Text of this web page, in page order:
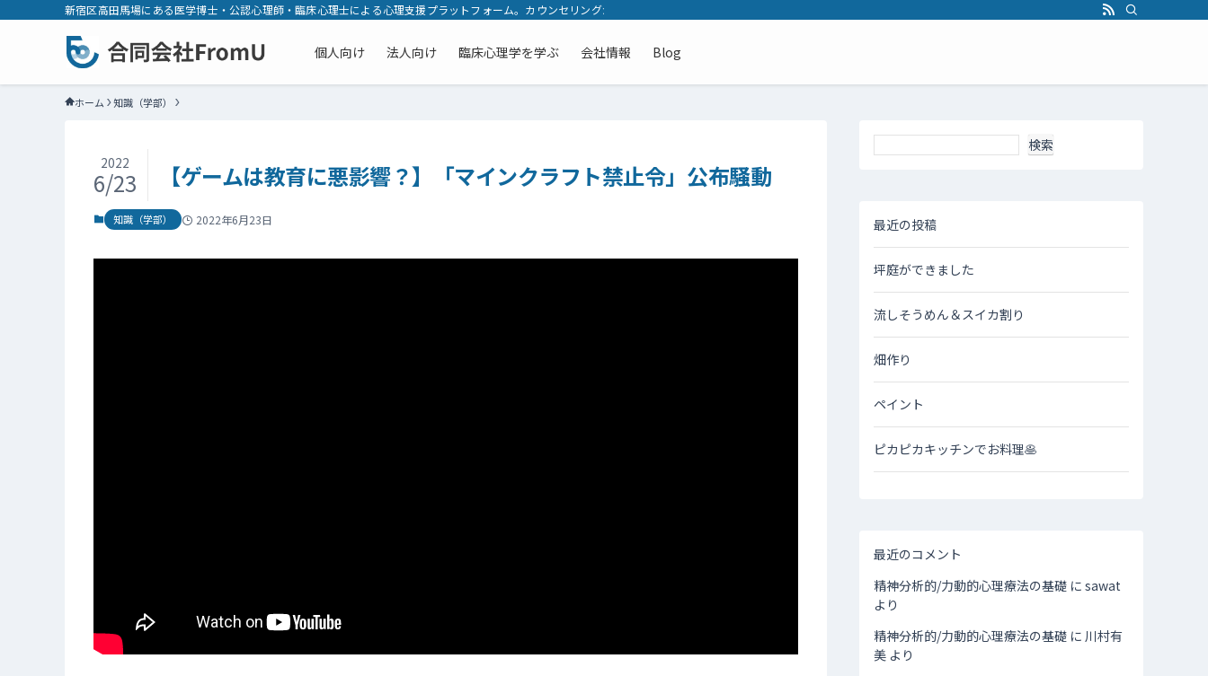
新宿区高田馬場にある医学博士・公認心理師・臨床心理士による心理支援プラットフォーム。カウンセリングから発達検査の悩みまで、メンタルヘルス支援、SV、研修を提供します。
個人向け 法人向け 臨床心理学を学ぶ 会社情報 Blog
ホーム 知識（学部）
【ゲームは教育に悪影響？】「マインクラフト禁止令」公布騒動
2022
6/23
知識（学部） 2022年6月23日
検索
最近の投稿
坪庭ができました
流しそうめん＆スイカ割り
畑作り
ペイント
ピカピカキッチンでお料理🥞
最近のコメント
精神分析的/力動的心理療法の基礎 に sawat
より
精神分析的/力動的心理療法の基礎 に 川村有
美 より